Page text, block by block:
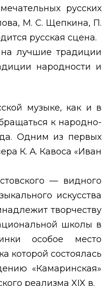
русских
М. С. Щепкина, П.
русская сцена.
на лучшие традиции
народности и
музыке, как и в
к народно-
Одним из первых
К. А. Кавоса «Иван
— видного
искусства
творчеству
школы в
особое место
которой состоялась
«Камаринская»
реализма XIX в.